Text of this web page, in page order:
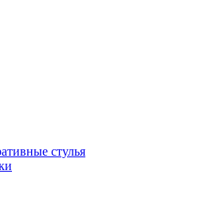
стулья